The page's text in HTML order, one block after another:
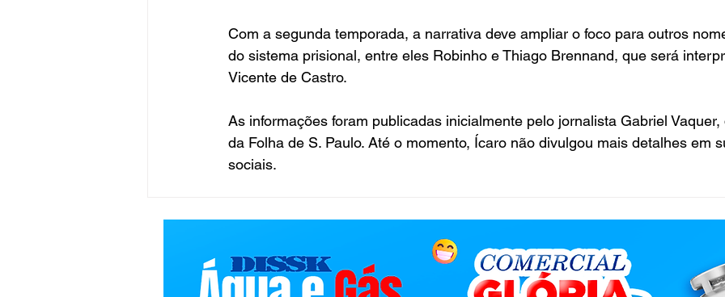
Com a segunda temporada, a narrativa deve ampliar o foco para outros
do sistema prisional, entre eles Robinho e Thiago Brennand, que será
Vicente de Castro.
As informações foram publicadas inicialmente pelo jornalista Gabriel
da Folha de S. Paulo. Até o momento, Ícaro não divulgou mais detalhes em
sociais.